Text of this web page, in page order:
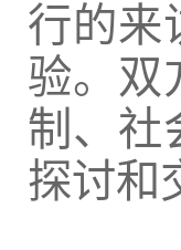
行的来
验。双
制、社
探讨和